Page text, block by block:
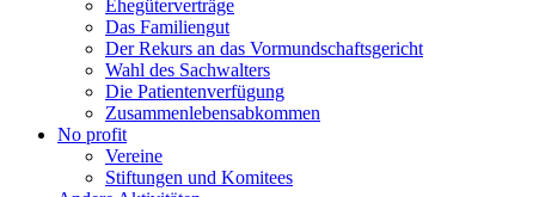
Ehegüterverträge
Das Familiengut
Der Rekurs an das Vormundschaftsgericht
Wahl des Sachwalters
Die Patientenverfügung
Zusammenlebensabkommen
No profit
Vereine
Stiftungen und Komitees